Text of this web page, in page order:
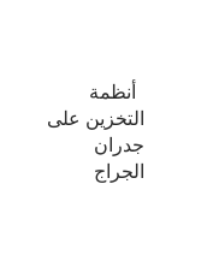
أنظمة
التخزين على
جدران
الجراج